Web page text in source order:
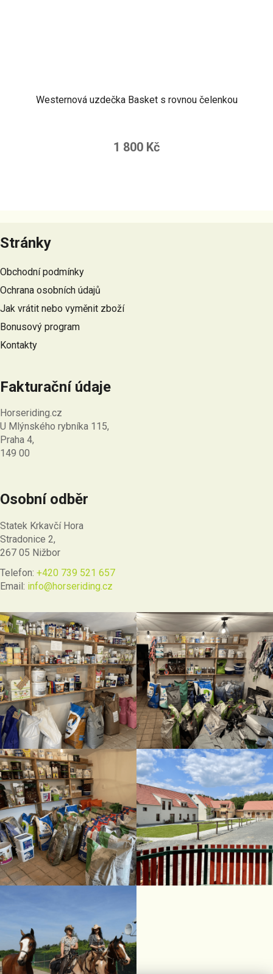
Westernová uzdečka Basket s rovnou čelenkou
1 800 Kč
á
p
a
t
í
Stránky
Obchodní podmínky
Ochrana osobních údajů
Jak vrátit nebo vyměnit zboží
Bonusový program
Kontakty
Fakturační údaje
Horseriding.cz
U Mlýnského rybníka 115,
Praha 4,
149 00
Osobní odběr
Statek Krkavčí Hora
Stradonice 2,
267 05 Nižbor
Telefon: +420 739 521 657
Email: info@horseriding.cz